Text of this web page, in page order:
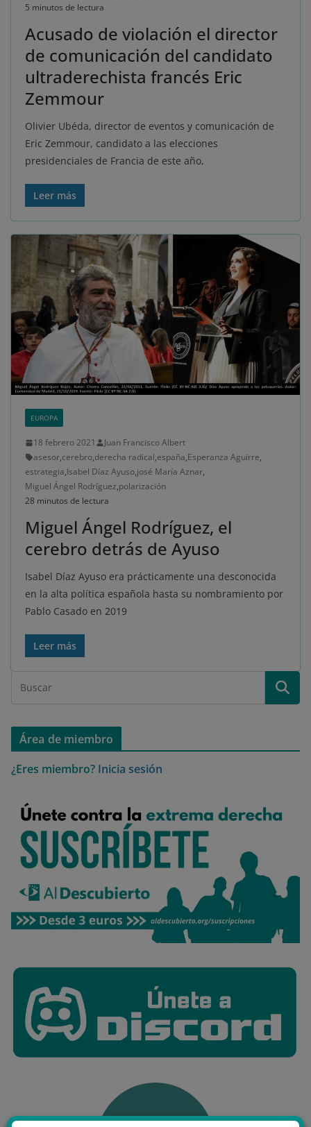
5 minutos de lectura
Acusado de violación el director
de comunicación del candidato
ultraderechista francés Eric
Zemmour
Olivier Ubéda, director de eventos y comunicación de
Eric Zemmour, candidato a las elecciones
presidenciales de Francia de este año,
Leer más
EUROPA
18 febrero 2021
Juan Francisco Albert
asesor,cerebro,derecha radical,españa,Esperanza Aguirre,
estrategia,Isabel Díaz Ayuso,josé María Aznar,
Miguel Ángel Rodríguez,polarización
28 minutos de lectura
Miguel Ángel Rodríguez, el
cerebro detrás de Ayuso
Isabel Díaz Ayuso era prácticamente una desconocida
en la alta política española hasta su nombramiento por
Pablo Casado en 2019
Leer más
Área de miembro
¿Eres miembro? Inicia sesión